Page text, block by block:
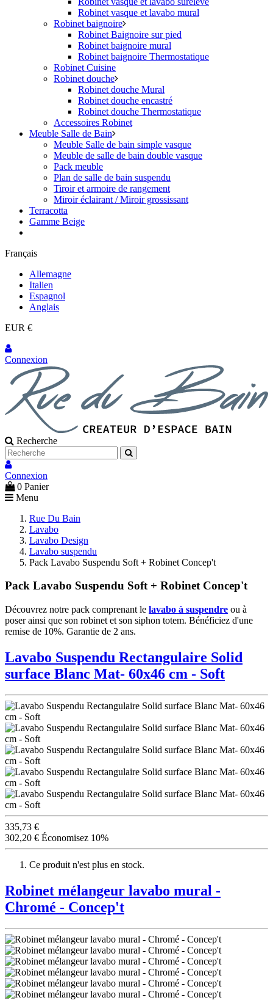
Robinet vasque et lavabo mural
Robinet baignoire
Robinet Baignoire sur pied
Robinet baignoire mural
Robinet baignoire Thermostatique
Robinet Cuisine
Robinet douche
Robinet douche Mural
Robinet douche encastré
Robinet douche Thermostatique
Accessoires Robinet
Meuble Salle de Bain
Meuble Salle de bain simple vasque
Meuble de salle de bain double vasque
Pack meuble
Plan de salle de bain suspendu
Tiroir et armoire de rangement
Miroir éclairant / Miroir grossissant
Terracotta
Gamme Beige
Français
Allemagne
Italien
Espagnol
Anglais
EUR €
Connexion
Recherche
Connexion
0 Panier
Menu
Rue Du Bain
Lavabo
Lavabo Design
Lavabo suspendu
Pack Lavabo Suspendu Soft + Robinet Concep't
Pack Lavabo Suspendu Soft + Robinet Concep't
Découvrez notre pack comprenant le lavabo à suspendre ou à
poser ainsi que son robinet et son siphon totem. Bénéficiez d'une
remise de 10%. Garantie de 2 ans.
Lavabo Suspendu Rectangulaire Solid
surface Blanc Mat- 60x46 cm - Soft
335,73 €
302,20 € Économisez 10%
Ce produit n'est plus en stock.
Robinet mélangeur lavabo mural -
Chromé - Concep't